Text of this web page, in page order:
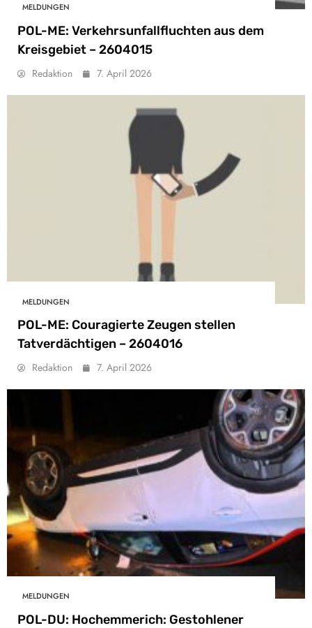
MELDUNGEN
POL-ME: Verkehrsunfallfluchten aus dem
Kreisgebiet – 2604015
Redaktion 7. April 2026
MELDUNGEN
POL-ME: Couragierte Zeugen stellen
Tatverdächtigen – 2604016
Redaktion 7. April 2026
MELDUNGEN
POL-DU: Hochemmerich: Gestohlener